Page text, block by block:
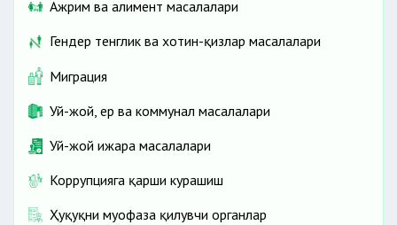
Ажрим ва алимент масалалари
Гендер тенглик ва хотин-қизлар масалалари
Миграция
Уй-жой, ер ва коммунал масалалари
Уй-жой ижара масалалари
Коррупцияга қарши курашиш
Ҳуқуқни муҳофаза қилувчи органлар